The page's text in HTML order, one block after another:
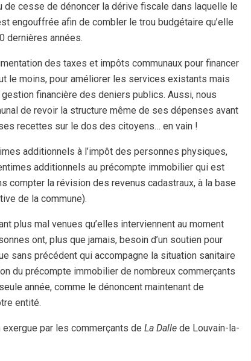
de cesse de dénoncer la dérive fiscale dans laquelle le
engouffrée afin de combler le trou budgétaire qu’elle
dernières années.
des taxes et impôts communaux pour financer
le moins, pour améliorer les services existants mais
financière des deniers publics. Aussi, nous
de revoir la structure même de ses dépenses avant
recettes sur le dos des citoyens… en vain !
additionnels à l’impôt des personnes physiques,
additionnels au précompte immobilier qui est
compter la révision des revenus cadastraux, à la base
de la commune).
plus mal venues qu’elles interviennent au moment
ont, plus que jamais, besoin d’un soutien pour
sans précédent qui accompagne la situation sanitaire
du précompte immobilier de nombreux commerçants
année, comme le dénoncent maintenant de
entité.
par les commerçants de La Dalle de Louvain-la-